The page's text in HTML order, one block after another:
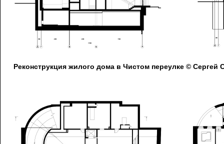
Реконструкция жилого дома в Чистом переулке © Сергей